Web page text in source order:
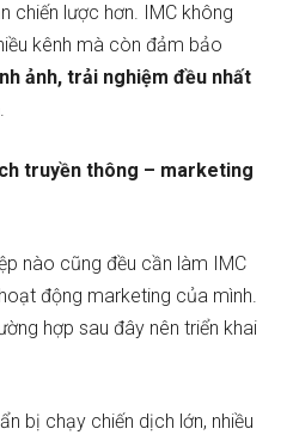
chiến lược hơn. IMC không
kênh mà còn đảm bảo
ảnh, trải nghiệm đều nhất
.
truyền thông – marketing
nào cũng đều cần làm IMC
động marketing của mình.
hợp sau đây nên triển khai
bị chạy chiến dịch lớn, nhiều